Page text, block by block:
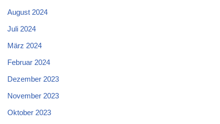
August 2024
Juli 2024
März 2024
Februar 2024
Dezember 2023
November 2023
Oktober 2023